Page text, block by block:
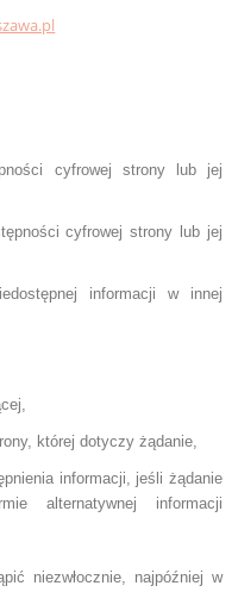
cyfrowej strony lub jej
cyfrowej strony lub jej
informacji w innej
której dotyczy żądanie,
informacji, jeśli żądanie
alternatywnej informacji
niezwłocznie, najpóźniej w